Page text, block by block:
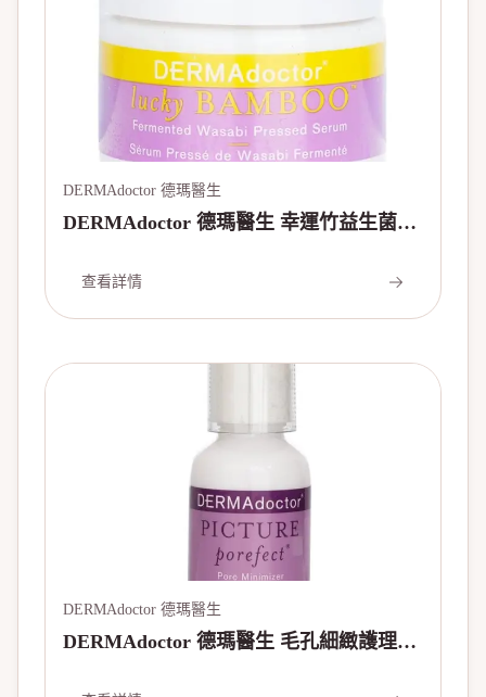
DERMAdoctor 德瑪醫生
DERMAdoctor 德瑪醫生 幸運竹益生菌發
查看詳情
DERMAdoctor 德瑪醫生
DERMAdoctor 德瑪醫生 毛孔細緻護理